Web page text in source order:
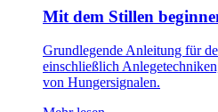
Mit dem Stillen
Grundlegende Anleitung für
einschließlich
von Hungersignalen.